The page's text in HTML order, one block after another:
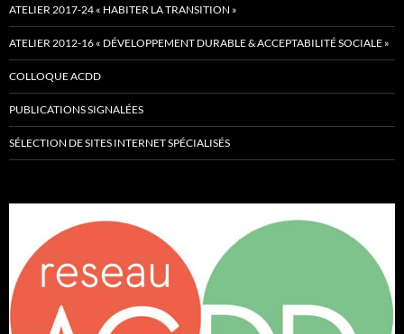
ATELIER 2017-24 « HABITER LA TRANSITION »
ATELIER 2012-16 « DÉVELOPPEMENT DURABLE & ACCEPTABILITÉ SOCIALE »
COLLOQUE ACDD
PUBLICATIONS SIGNALÉES
SÉLECTION DE SITES INTERNET SPÉCIALISÉS